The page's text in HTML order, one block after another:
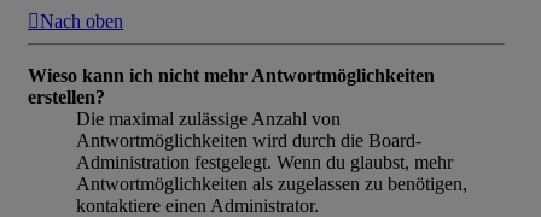
Nach oben
Wieso kann ich nicht mehr Antwortmöglichkeiten
erstellen?
Die maximal zulässige Anzahl von
Antwortmöglichkeiten wird durch die Board-
Administration festgelegt. Wenn du glaubst, mehr
Antwortmöglichkeiten als zugelassen zu benötigen,
kontaktiere einen Administrator.